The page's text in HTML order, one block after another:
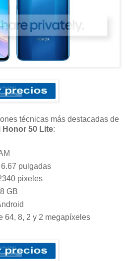
técnicas más destacadas de
Honor 50 Lite:
pulgadas
pixeles
GB
64, 8, 2 y 2 megapíxeles